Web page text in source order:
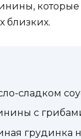
близких.
сладком
с
грудинка